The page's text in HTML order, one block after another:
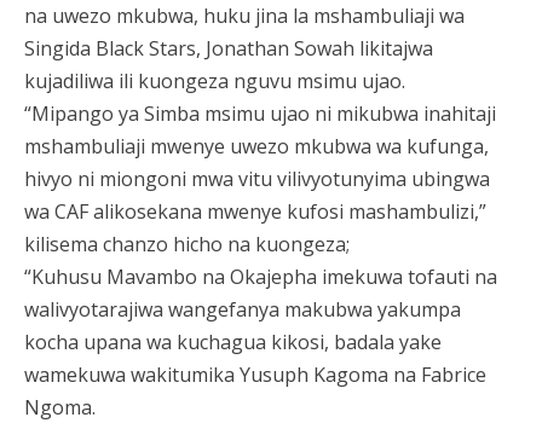
na uwezo mkubwa, huku jina la mshambuliaji wa
Singida Black Stars, Jonathan Sowah likitajwa
kujadiliwa ili kuongeza nguvu msimu ujao.
“Mipango ya Simba msimu ujao ni mikubwa inahitaji
mshambuliaji mwenye uwezo mkubwa wa kufunga,
hivyo ni miongoni mwa vitu vilivyotunyima ubingwa
wa CAF alikosekana mwenye kufosi mashambulizi,”
kilisema chanzo hicho na kuongeza;
“Kuhusu Mavambo na Okajepha imekuwa tofauti na
walivyotarajiwa wangefanya makubwa yakumpa
kocha upana wa kuchagua kikosi, badala yake
wamekuwa wakitumika Yusuph Kagoma na Fabrice
Ngoma.